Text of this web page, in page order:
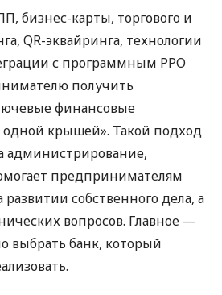
бизнес-карты, торгового и
QR-эквайринга, технологии
с программным РРО
получить
финансовые
крышей». Такой подход
администрирование,
предпринимателям
развитии собственного дела, а
вопросов. Главное —
выбрать банк, который